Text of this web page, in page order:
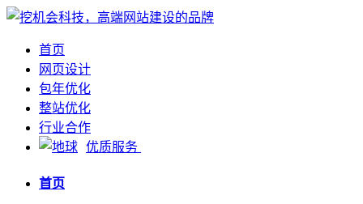
首页
网页设计
包年优化
整站优化
行业合作
优质服务
首页